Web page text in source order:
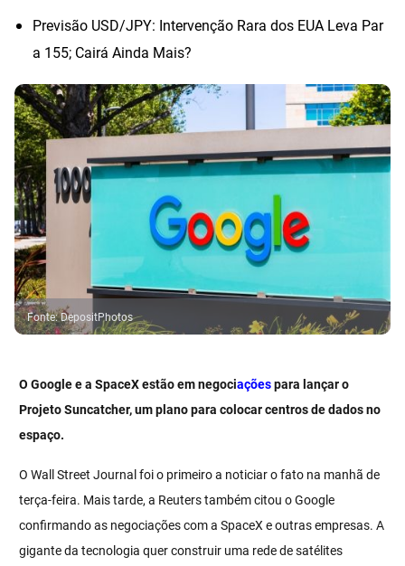
Previsão USD/JPY: Intervenção Rara dos EUA Leva Par
a 155; Cairá Ainda Mais?
Fonte:DepositPhotos
O Google e a SpaceX estão em negociaçõespara lançar o
Projeto Suncatcher, um plano para colocar centros de dados no
espaço.
O Wall Street Journal foi o primeiro a noticiar o fato na manhã de
terça-feira. Mais tarde, a Reuters também citou o Google
confirmando as negociações com a SpaceX e outras empresas. A
gigante da tecnologia quer construir uma rede de satélites